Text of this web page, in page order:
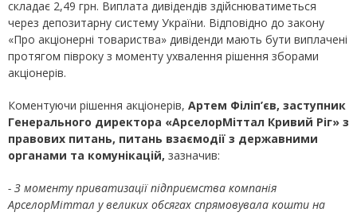
складає 2,49 грн. Виплата дивідендів здійснюватиметься
через депозитарну систему України. Відповідно до закону
«Про акціонерні товариства» дивіденди мають бути виплачені
протягом півроку з моменту ухвалення рішення зборами
акціонерів.
Коментуючи рішення акціонерів, Артем Філіп’єв, заступник
Генерального директора «АрселорМіттал Кривий Ріг» з
правових питань, питань взаємодії з державними
органами та комунікацій, зазначив:
- З моменту приватизації підприємства компанія
АрселорМіттал у великих обсягах спрямовувала кошти на